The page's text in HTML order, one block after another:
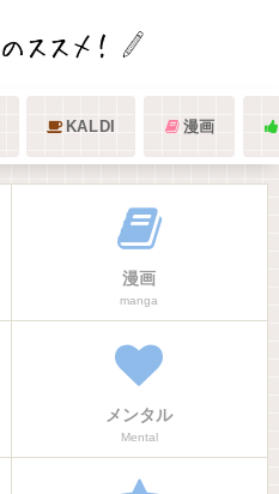
KALDI 漫画
漫画
manga
メンタル
Mental